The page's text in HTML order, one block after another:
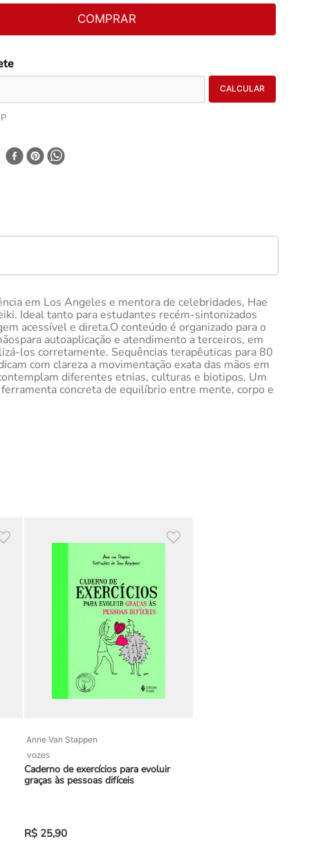
COMPRAR
em Los Angeles e mentora de celebridades, Hae
Ideal tanto para estudantes recém-sintonizados
acessível e direta.O conteúdo é organizado para o
autoaplicação e atendimento a terceiros, em
los corretamente. Sequências terapêuticas para 80
com clareza a movimentação exata das mãos em
diferentes etnias, culturas e biotipos. Um
concreta de equilíbrio entre mente, corpo e
Anne Van Stappen
vozes
Caderno de exercícios para evoluir
graças às pessoas difíceis
R$ 25,90